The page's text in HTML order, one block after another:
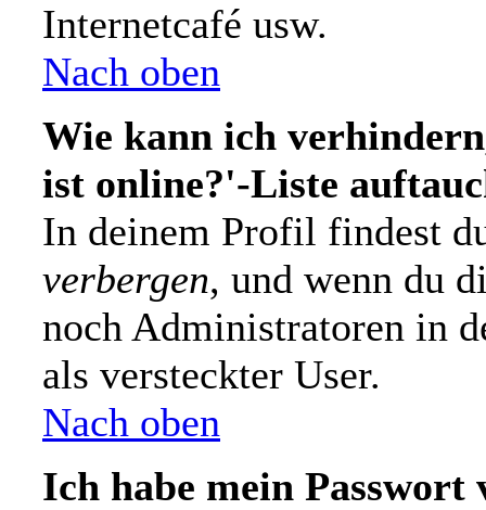
Internetcafé usw.
Nach oben
Wie kann ich
ist online?'-Liste
In deinem Profil findest
verbergen, und wenn du
noch Administratoren in
als versteckter User.
Nach oben
Ich habe mein Passwort